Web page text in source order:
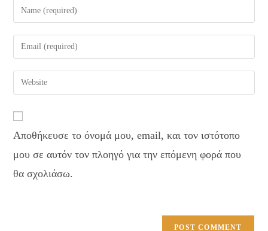
Enter
your
name
comment
Enter
your
email
address
Enter
your
URL
(optional)
Αποθήκευσε το όνομά μου, email, και τον ιστότοπο
μου σε αυτόν τον πλοηγό για την επόμενη φορά που
θα σχολιάσω.